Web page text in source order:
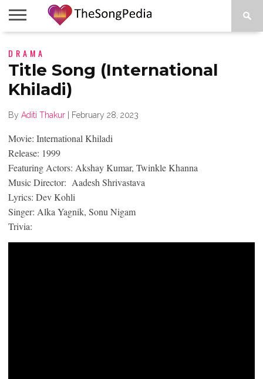
SONG
COLLECTIONS
STARTUPS
PEOPLE
SONGS
PRESS
ABOUT
DRAMA
Title Song (International
Khiladi)
By Aditi Thakur February 28, 2023
Movie: International Khiladi
Release: 1999
Featuring Actors: Akshay Kumar, Twinkle Khanna
Music Director: Aadesh Shrivastava
Lyrics: Dev Kohli
Singer: Alka Yagnik, Sonu Nigam
Trivia: